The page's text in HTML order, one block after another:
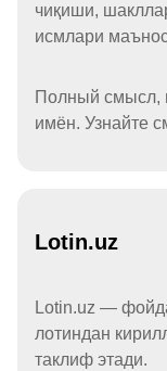
чиқиши,
исмлари
Полный смысл,
имён. Узнайте
Lotin.uz
Lotin.uz —
лотиндан
таклиф этади.